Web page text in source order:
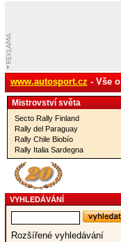
www.autosport.cz - Vše
Mistrovství­ světa
Secto Rally Finland
Rally del Paraguay
Rally Chile Biobío
Rally Italia Sardegna
VYHLEDÁVÁNÍ
Rozšířené vyhledávání